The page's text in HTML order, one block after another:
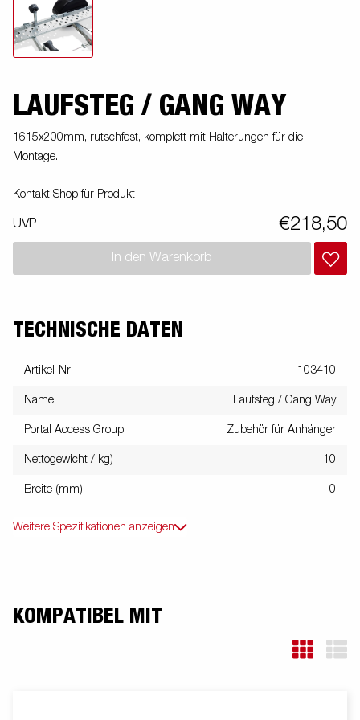
LAUFSTEG / GANG WAY
1615x200mm, rutschfest, komplett mit Halterungen für die
Montage.
Kontakt Shop für Produkt
UVP €218,50
In den Warenkorb
TECHNISCHE DATEN
Artikel-Nr. 103410
Name Laufsteg / Gang Way
Portal Access Group Zubehör für Anhänger
Nettogewicht / kg) 10
Breite (mm) 0
Weitere Spezifikationen anzeigen
KOMPATIBEL MIT